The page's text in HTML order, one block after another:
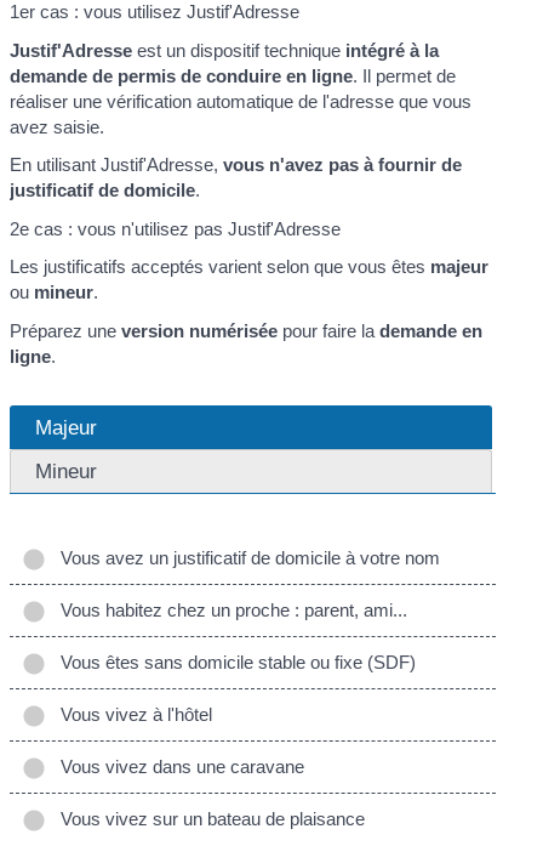
1er cas : vous utilisez Justif'Adresse
Justif'Adresse est un dispositif technique intégré à la
demande de permis de conduire en ligne. Il permet de
réaliser une vérification automatique de l'adresse que vous
avez saisie.
En utilisant Justif'Adresse,vous n'avez pas à fournir de
justificatif de domicile.
2e cas : vous n'utilisez pas Justif'Adresse
Les justificatifs acceptés varient selon que vous êtes majeur
ou mineur.
Préparez uneversion numérisée pour faire lademande en
ligne.
Majeur
Mineur
Vous avez un justificatif de domicile à votre nom
Vous habitez chez un proche : parent, ami...
Vous êtes sans domicile stable ou fixe (SDF)
Vous vivez à l'hôtel
Vous vivez dans une caravane
Vous vivez sur un bateau de plaisance